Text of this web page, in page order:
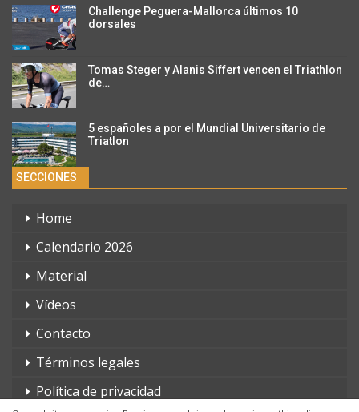
Challenge Peguera-Mallorca últimos 10
dorsales
Tomas Steger y Alanis Siffert vencen el Triathlon
de…
5 españoles a por el Mundial Universitario de
Triatlon
SECCIONES
Home
Calendario 2026
Material
Vídeos
Contacto
Términos legales
Política de privacidad